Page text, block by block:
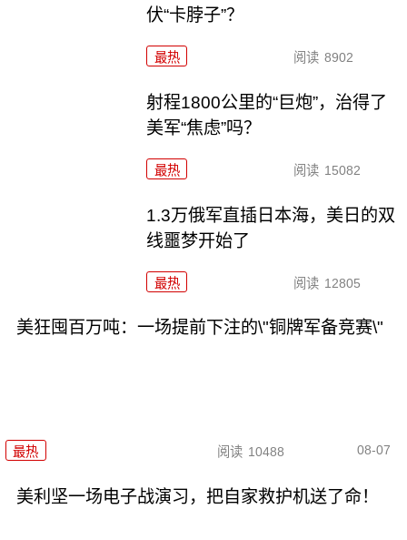
伏“卡脖子”？
最热 阅读 8902
射程1800公里的“巨炮”，治得了
美军“焦虑”吗？
最热 阅读 15082
1.3万俄军直插日本海，美日的双
线噩梦开始了
最热 阅读 12805
美狂囤百万吨：一场提前下注的\"铜牌军备竞赛\"
最热 阅读 10488 08-07
美利坚一场电子战演习，把自家救护机送了命！